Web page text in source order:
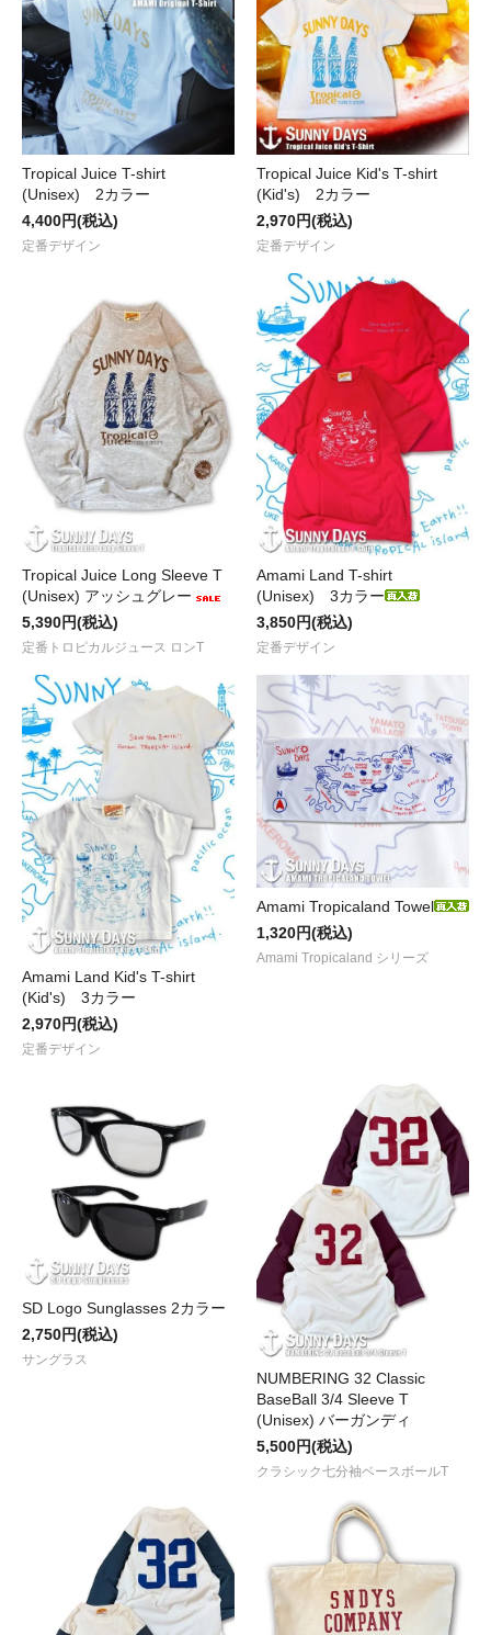
Tropical Juice T-shirt
(Unisex) 2カラー
4,400円(税込)
定番デザイン
Tropical Juice Kid's T-shirt
(Kid's) 2カラー
2,970円(税込)
定番デザイン
Tropical Juice Long Sleeve T
(Unisex) アッシュグレー
5,390円(税込)
定番トロピカルジュース ロンT
Amami Land T-shirt
(Unisex) 3カラー
3,850円(税込)
定番デザイン
Amami Land Kid's T-shirt
(Kid's) 3カラー
2,970円(税込)
定番デザイン
Amami Tropicaland Towel
1,320円(税込)
Amami Tropicaland シリーズ
SD Logo Sunglasses 2カラー
2,750円(税込)
サングラス
NUMBERING 32 Classic
BaseBall 3/4 Sleeve T
(Unisex) バーガンディ
5,500円(税込)
クラシック七分袖ベースボールT